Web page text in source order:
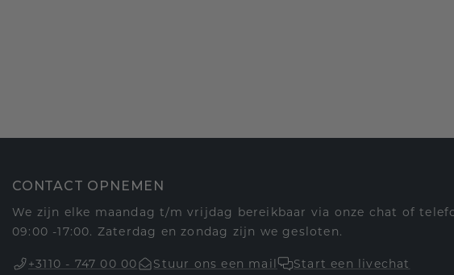
CONTACT OPNEMEN
We zijn elke maandag t/m vrijdag bereikbaar via onze chat of
09:00 -17:00. Zaterdag en zondag zijn we gesloten.
+3110 - 747 00 00 Stuur ons een mail Start een livechat